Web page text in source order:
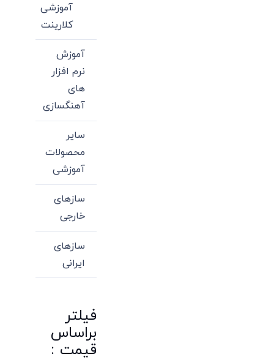
آموزشی
کلارینت
آموزش
نرم افزار
های
آهنگسازی
سایر
محصولات
آموزشی
سازهای
خارجی
سازهای
ایرانی
فیلتر
براساس
قیمت :